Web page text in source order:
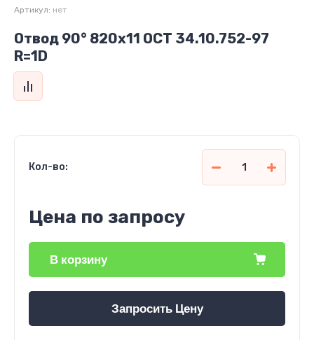
Артикул: нет
Отвод 90° 820х11 ОСТ 34.10.752-97
R=1D
Кол-во:
Цена по запросу
В корзину
Запросить Цену